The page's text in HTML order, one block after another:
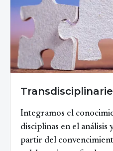
Integramos el
disciplinas en el análisis
partir del